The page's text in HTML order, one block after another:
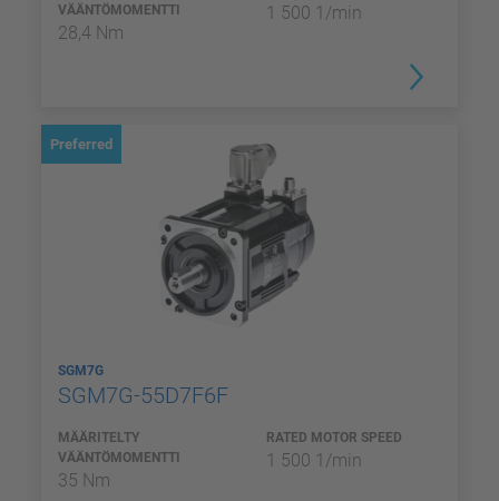
VÄÄNTÖMOMENTTI
28,4 Nm
1 500 1/min
Preferred
SGM7G
SGM7G-55D7F6F
MÄÄRITELTY
VÄÄNTÖMOMENTTI
35 Nm
RATED MOTOR SPEED
1 500 1/min